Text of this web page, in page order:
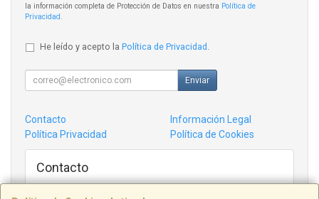
la información completa de Protección de Datos en nuestra Política de
Privacidad
He leído y acepto la Política de Privacidad .
Enviar
Contacto
Información Legal
Política Privacidad
Política de Cookies
Contacto
admin@tiendampc.com